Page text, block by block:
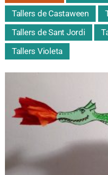
Tallers de Castaween
Tallers de Sant Jordi
Tallers Violeta